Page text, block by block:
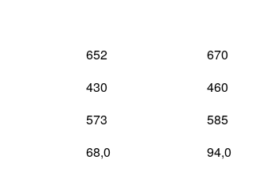
652 670
430 460
573 585
68,0 94,0